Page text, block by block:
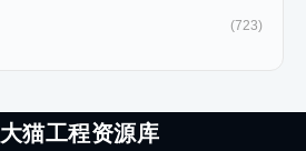
(723)
大猫工程资源库